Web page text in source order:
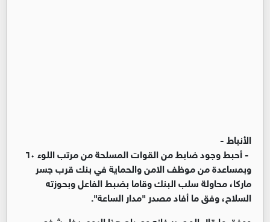
الأنباط -
- أحبط وجود ضابط من القوات المسلحة من مرتب اللوء ٦٠
وبمساعدة من موظف الامن والحماية في بنك قرب جسر
ماركا، محاولة سلب البنك وقاما بضبط الفاعل وبحوزته
السلاح، وفق ما أفاد مصدر "مدار الساعة".